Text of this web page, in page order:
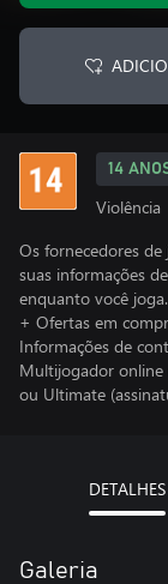
14
Violência
Os fornecedores de
suas informações
enquanto você joga.
+ Ofertas em
Informações de
Multijogador online
ou Ultimate
DETALHES
Galeria